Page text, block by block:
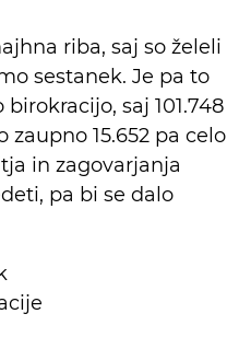
riba, saj so želeli
sestanek. Je pa to
saj 101.748
15.652 pa celo
in zagovarjanja
pa bi se dalo